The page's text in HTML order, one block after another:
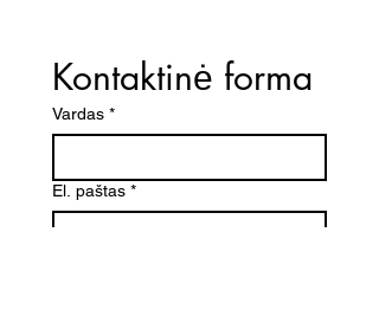
Kontaktinė forma
Vardas *
El. paštas *